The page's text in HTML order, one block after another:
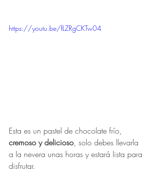
https://youtu.be/fLZRgCKTw04
Esta es un pastel de chocolate frío,
cremoso y delicioso, solo debes llevarla
a la nevera unas horas y estará lista para
disfrutar.